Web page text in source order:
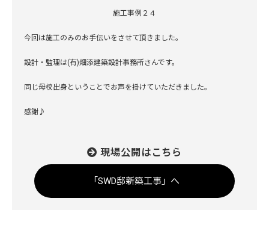
施工事例２４
今回は施工のみのお手伝いをさせて頂きました。
設計・監理は(有)畑添建築設計事務所さんです。
同じ母校出身ということでお声を掛けていただきました。
感謝♪
現場公開はこちら
「SWD邸新築工事」へ